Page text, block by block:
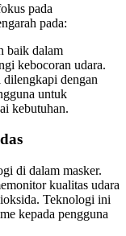
pada
pada:
baik dalam
kebocoran udara.
dilengkapi dengan
untuk
kebutuhan.
di dalam masker.
kualitas udara
Teknologi ini
kepada pengguna